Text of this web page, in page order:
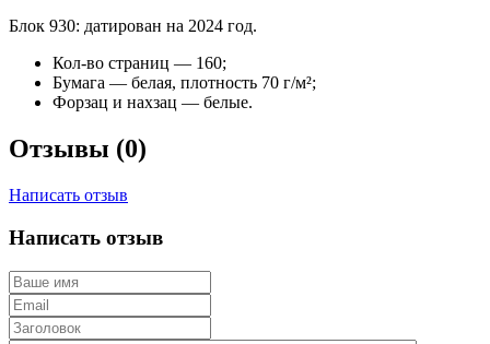
Блок 930: датирован на 2024 год.
Кол-во страниц — 160;
Бумага — белая, плотность 70 г/м²;
Форзац и нахзац — белые.
Отзывы (0)
Написать отзыв
Написать отзыв